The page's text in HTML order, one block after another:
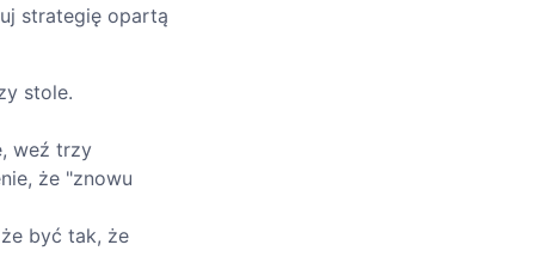
strategię opartą
stole.
weź trzy
że "znowu
być tak, że